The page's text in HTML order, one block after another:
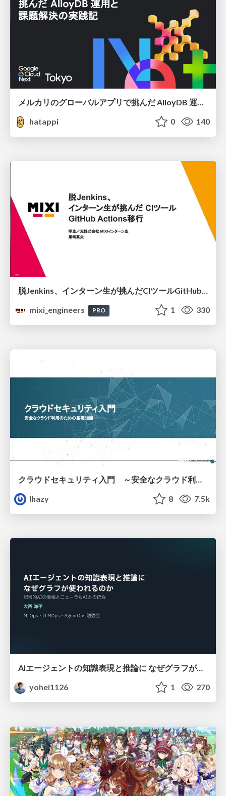
メルカリのグローバルアプリで挑んだ AlloyDB 運用と課題解決の実践記
hatappi
0 140
脱Jenkins、インターン生が挑んだCIツールGitHubActions移行
mixi_engineers
PRO 1 330
クラウドセキュリティ入門 ～安全なクラウド利用のための基礎知識～
lhazy
8 7.5k
AIエージェントの知識表現と推論に なぜグラフが使われるのか - 記号的AIの復権とニューラルAIとの統合
yohei1126
1 270